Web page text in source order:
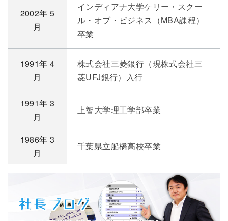
2002年 5
月
インディアナ大学ケリー・スクー
ル・オブ・ビジネス（MBA課程）
卒業
1991年 4
月
株式会社三菱銀行（現株式会社三
菱UFJ銀行）入行
1991年 3
月
上智大学理工学部卒業
1986年 3
月
千葉県立船橋高校卒業